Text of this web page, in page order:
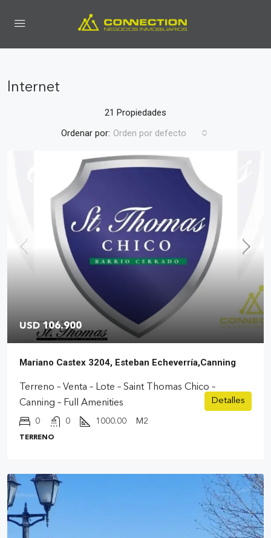
Internet
21 Propiedades
Ordenar por: Orden por defecto
USD 106.900
Mariano Castex 3204, Esteban Echeverría,Canning
Terreno – Venta – Lote – Saint Thomas Chico –
Canning – Full Amenities
0 0 1000.00 M2
TERRENO
Detalles